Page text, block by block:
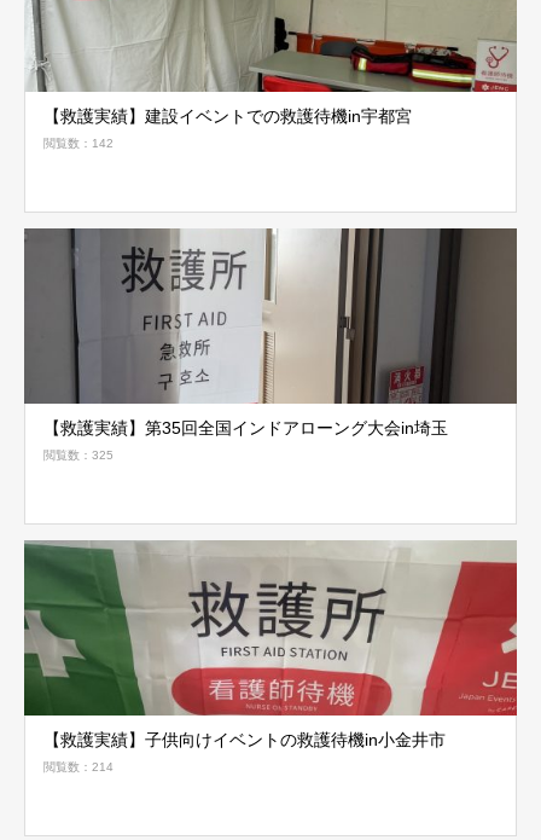
【救護実績】建設イベントでの救護待機in宇都宮
閲覧数：142
【救護実績】第35回全国インドアローング大会in埼玉
閲覧数：325
【救護実績】子供向けイベントの救護待機in小金井市
閲覧数：214